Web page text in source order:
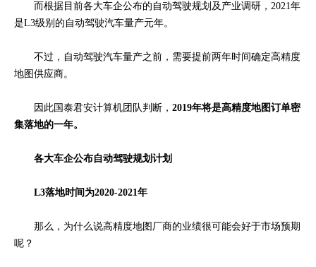
而根据目前各大车企公布的自动驾驶规划及产业调研，2021年
是L3级别的自动驾驶汽车量产元年。
不过，自动驾驶汽车量产之前， 需要提前两年时间确定高精度
地图供应商。
因此国泰君安计算机团队判断， 2019年将是高精度地图订单密
集落地的一年。
各大车企公布自动驾驶规划计划
L3落地时间为2020-2021年
那么，为什么说高精度地图厂商的业绩很可能会好于市场预期
呢？